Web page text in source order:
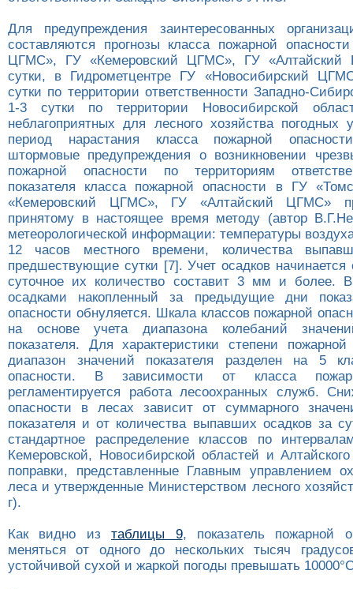
Для предупреждения заинтересованных
составляются прогнозы класса пожарной
ЦГМС», ГУ «Кемеровский ЦГМС», ГУ
сутки, в Гидрометцентре ГУ «Новосибирский
сутки по территории ответственности Западно-
1-3 сутки по территории Новосибирской
неблагоприятных для лесного хозяйства
период нарастания класса пожарной
штормовые предупреждения о возникновении
пожарной опасности по территориям
показателя класса пожарной опасности в ГУ
«Кемеровский ЦГМС», ГУ «Алтайский ЦГМС»
принятому в настоящее время методу (автор
метеорологической информации: температуры
12 часов местного времени, количества
предшествующие сутки [7]. Учет осадков начинается
суточное их количество составит 3 мм и более.
осадками накопленный за предыдущие дни
опасности обнуляется. Шкала классов пожарной
на основе учета диапазона колебаний
показателя. Для характеристики степени
диапазон значений показателя разделен на 5
опасности. В зависимости от класса
регламентируется работа лесоохранных служб.
опасности в лесах зависит от суммарного
показателя и от количества выпавших осадков за
стандартное распределение классов по
Кемеровской, Новосибирской областей и
поправки, представленные Главным управлением
леса и утвержденные Министерством лесного
г).
Как видно изтаблицы 9, показатель пожарной
меняться от одного до нескольких тысяч
устойчивой сухой и жаркой погоды превышать